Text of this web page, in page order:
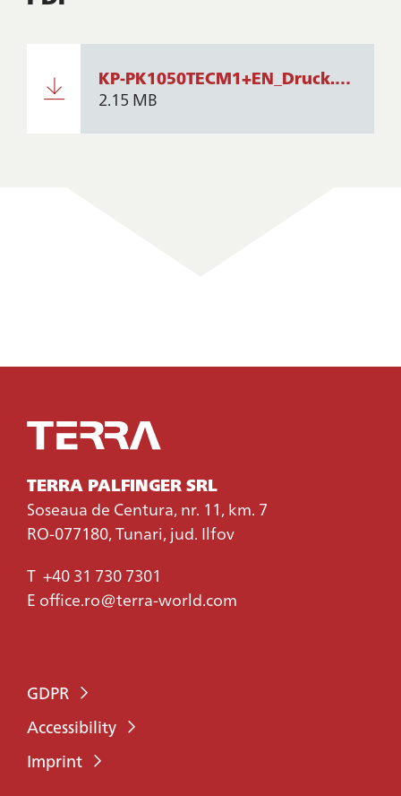
KP-PK1050TECM1+EN_Druck.pdf
2.15 MB
TERRA PALFINGER SRL
Soseaua de Centura, nr. 11, km. 7
RO-077180, Tunari, jud. Ilfov
T +40 31 730 7301
E office.ro@terra-world.com
GDPR
Accessibility
Imprint